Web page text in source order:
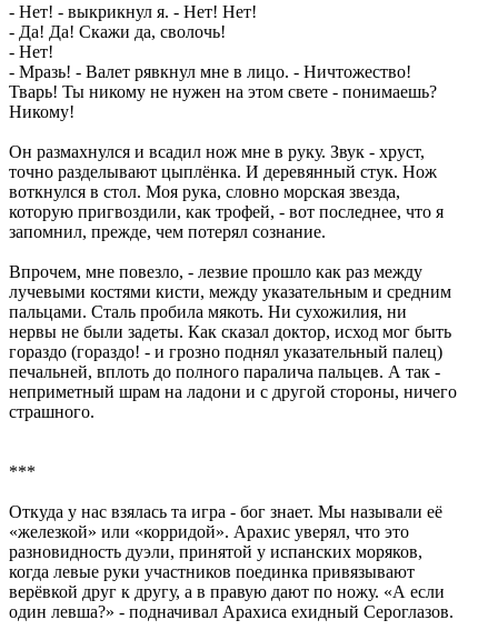
- Нет! - выкрикнул я. - Нет! Нет!
- Да! Да! Скажи да, сволочь!
- Нет!
- Мразь! - Валет рявкнул мне в лицо. - Ничтожество!
Тварь! Ты никому не нужен на этом свете - понимаешь?
Никому!
Он размахнулся и всадил нож мне в руку. Звук - хруст,
точно разделывают цыплёнка. И деревянный стук. Нож
воткнулся в стол. Моя рука, словно морская звезда,
которую пригвоздили, как трофей, - вот последнее, что я
запомнил, прежде, чем потерял сознание.
Впрочем, мне повезло, - лезвие прошло как раз между
лучевыми костями кисти, между указательным и средним
пальцами. Сталь пробила мякоть. Ни сухожилия, ни
нервы не были задеты. Как сказал доктор, исход мог быть
гораздо (гораздо! - и грозно поднял указательный палец)
печальней, вплоть до полного паралича пальцев. А так -
неприметный шрам на ладони и с другой стороны, ничего
страшного.
***
Откуда у нас взялась та игра - бог знает. Мы называли её
«железкой» или «корридой». Арахис уверял, что это
разновидность дуэли, принятой у испанских моряков,
когда левые руки участников поединка привязывают
верёвкой друг к другу, а в правую дают по ножу. «А если
один левша?» - подначивал Арахиса ехидный Сероглазов.